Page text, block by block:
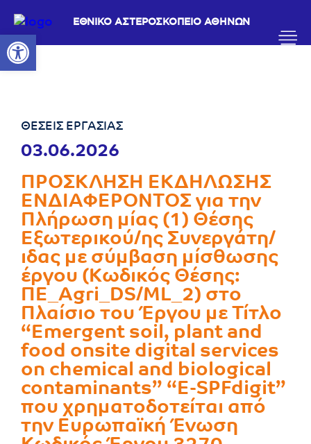
Ανοίξτε τη γραμμή εργαλείων
ΕΘΝΙΚΟ ΑΣΤΕΡΟΣΚΟΠΕΙΟ ΑΘΗΝΩΝ
ΘΕΣΕΙΣ ΕΡΓΑΣΙΑΣ
03.06.2026
ΠΡΟΣΚΛΗΣΗ ΕΚΔΗΛΩΣΗΣ
ΕΝΔΙΑΦΕΡΟΝΤΟΣ για την
Πλήρωση μίας (1) Θέσης
Εξωτερικού/ης Συνεργάτη/
ιδας με σύμβαση μίσθωσης
έργου (Κωδικός Θέσης:
ΠΕ_Agri_DS/ML_2) στο
Πλαίσιο του Έργου με Τίτλο
“Emergent soil, plant and
food onsite digital services
on chemical and biological
contaminants” “E-SPFdigit”
που χρηματοδοτείται από
την Ευρωπαϊκή Ένωση